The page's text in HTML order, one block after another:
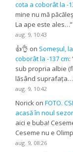
cota a coborât la -
mine nu mă
La ape este ales…”
aug. 9, 10:43
👍👌 on Someșul,
coborât la -137 cm:
sub propria albie
lăsând suprafața…
aug. 9, 10:42
Norick onFOTO.
acasă în noul
aici e buba!
Ceseme nu e
aug. 9, 08:26